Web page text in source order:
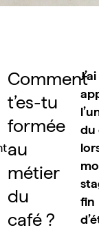
Comment
t’es-tu
formée
au
métier
du
café ?
J’ai
du
fin